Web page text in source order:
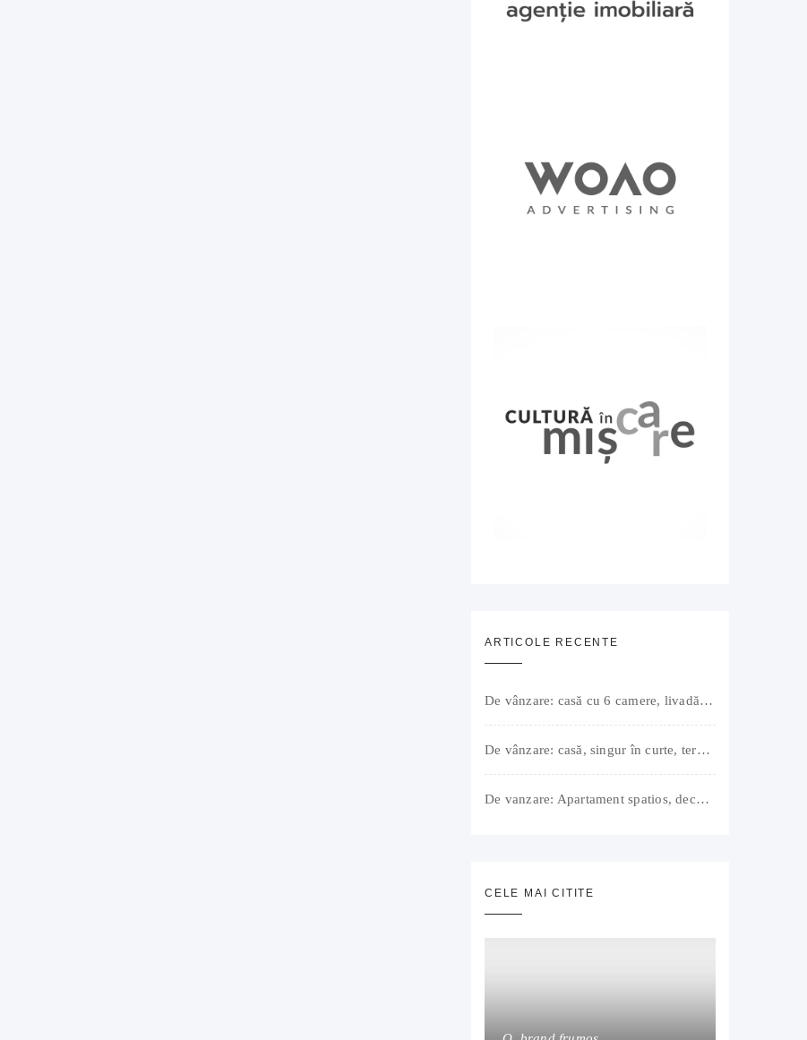
ARTICOLE RECENTE
De vânzare: casă cu 6 camere, livadă, 3 199 mp, Girișul Negru, Bihor, 42 000 Euro. Comision 0.
De vânzare: casă, singur în curte, teren 500 mp, Muntele Găina, Oradea. 157.000 € (negociabil). Comision 0.
De vanzare: Apartament spatios, decomandat, bine compartimentat, 3 camere, 2 bai, bucatarie, suprafață utilă de 64 mp + 3 balcoane (11 mp), strada Barierei, zona Dragos Voda Oradea. 89 500 E (neg). Comision 0
CELE MAI CITITE